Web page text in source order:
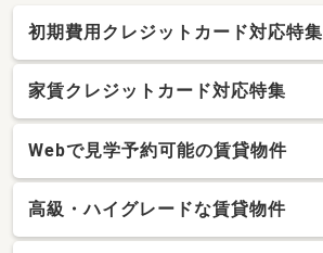
初期費用クレジットカード対応特集
家賃クレジットカード対応特集
Webで見学予約可能の賃貸物件
高級・ハイグレードな賃貸物件